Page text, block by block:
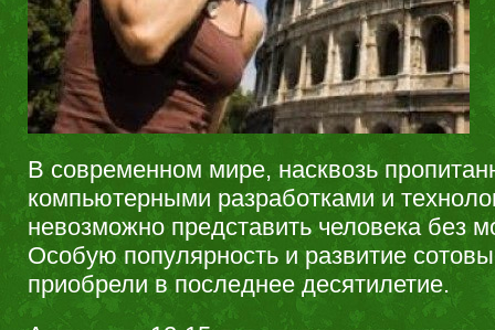
В современном мире, насквозь
компьютерными разработками и
невозможно представить человека без
Особую популярность и развитие
приобрели в последнее десятилетие.